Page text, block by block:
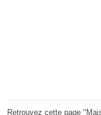
Retrouvez cette page